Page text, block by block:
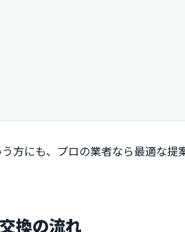
方にも、プロの業者なら最適な提
換の流れ